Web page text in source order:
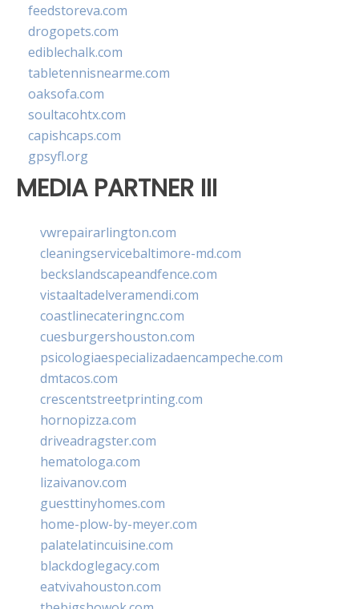
feedstoreva.com
drogopets.com
ediblechalk.com
tabletennisnearme.com
oaksofa.com
soultacohtx.com
capishcaps.com
gpsyfl.org
MEDIA PARTNER III
vwrepairarlington.com
cleaningservicebaltimore-md.com
beckslandscapeandfence.com
vistaaltadelveramendi.com
coastlinecateringnc.com
cuesburgershouston.com
psicologiaespecializadaencampeche.com
dmtacos.com
crescentstreetprinting.com
hornopizza.com
driveadragster.com
hematologa.com
lizaivanov.com
guesttinyhomes.com
home-plow-by-meyer.com
palatelatincuisine.com
blackdoglegacy.com
eatvivahouston.com